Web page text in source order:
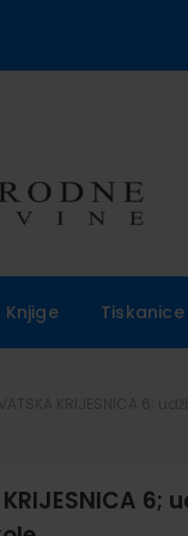
Knjige Tiskanice
KRIJESNICA